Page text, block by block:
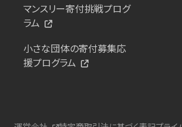
マンスリー寄付挑戦プログ
ラム
小さな団体の寄付募集応
援プログラム